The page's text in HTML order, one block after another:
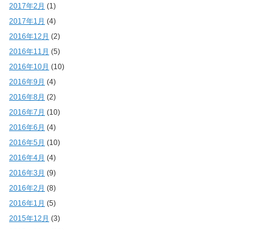
2017年2月 (1)
2017年1月 (4)
2016年12月 (2)
2016年11月 (5)
2016年10月 (10)
2016年9月 (4)
2016年8月 (2)
2016年7月 (10)
2016年6月 (4)
2016年5月 (10)
2016年4月 (4)
2016年3月 (9)
2016年2月 (8)
2016年1月 (5)
2015年12月 (3)